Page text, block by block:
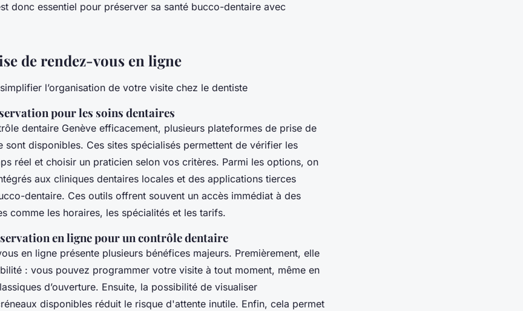
donc essentiel pour préserver sa santé bucco-dentaire avec
de rendez-vous en ligne
l’organisation de votre visite chez le dentiste
pour les soins dentaires
dentaire Genève efficacement, plusieurs plateformes de prise de
sont disponibles. Ces sites spécialisés permettent de vérifier les
réel et choisir un praticien selon vos critères. Parmi les options, on
aux cliniques dentaires locales et des applications tierces
dentaire. Ces outils offrent souvent un accès immédiat à des
comme les horaires, les spécialités et les tarifs.
en ligne pour un contrôle dentaire
en ligne présente plusieurs bénéfices majeurs. Premièrement, elle
: vous pouvez programmer votre visite à tout moment, même en
d’ouverture. Ensuite, la possibilité de visualiser
disponibles réduit le risque d'attente inutile. Enfin, cela permet